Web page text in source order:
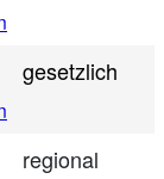
gesetzlich
regional